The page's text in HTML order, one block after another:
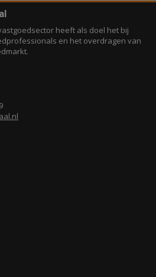
heeft als doel het bij
en het overdragen van